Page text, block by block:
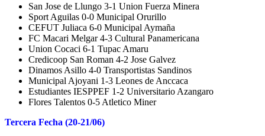
San Jose de Llungo 3-1 Union Fuerza Minera
Sport Aguilas 0-0 Municipal Orurillo
CEFUT Juliaca 6-0 Municipal Aymaña
FC Macari Melgar 4-3 Cultural Panamericana
Union Cocaci 6-1 Tupac Amaru
Credicoop San Roman 4-2 Jose Galvez
Dinamos Asillo 4-0 Transportistas Sandinos
Municipal Ajoyani 1-3 Leones de Anccaca
Estudiantes IESPPEF 1-2 Universitario Azangaro
Flores Talentos 0-5 Atletico Miner
Tercera Fecha (20-21/06)